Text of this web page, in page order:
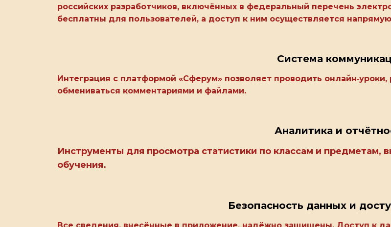
российских разработчиков, включённых в федеральный перечень
бесплатны для пользователей, а доступ к ним осуществляется
Система
Интеграция с платформой «Сферум» позволяет проводить
обмениваться комментариями и файлами.
Аналитика и
Инструменты для просмотра статистики по классам и предметам,
обучения.
Безопасность данных и